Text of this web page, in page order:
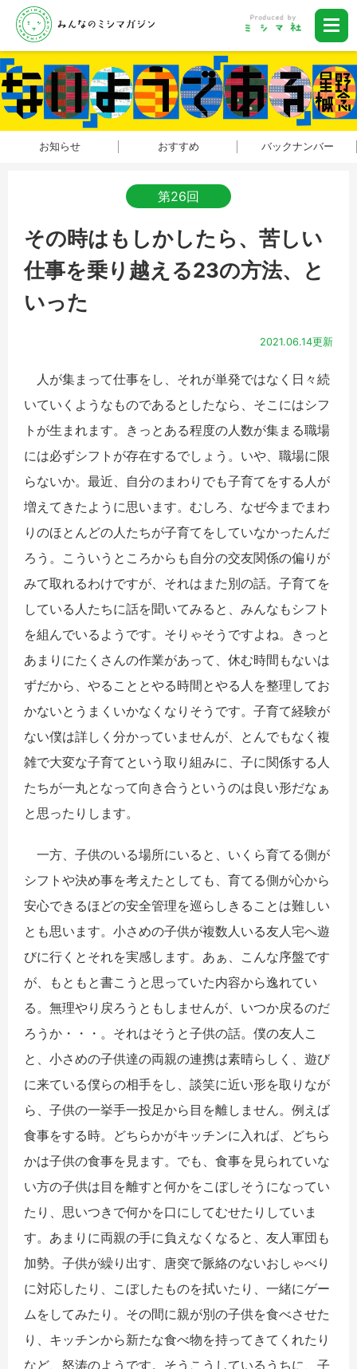
お知らせ おすすめ バックナンバー
第26回
その時はもしかしたら、苦しい
仕事を乗り越える23の方法、と
いった
2021.06.14更新
人が集まって仕事をし、それが単発ではなく日々続
いていくようなものであるとしたなら、そこにはシフ
トが生まれます。きっとある程度の人数が集まる職場
には必ずシフトが存在するでしょう。いや、職場に限
らないか。最近、自分のまわりでも子育てをする人が
増えてきたように思います。むしろ、なぜ今までまわ
りのほとんどの人たちが子育てをしていなかったんだ
ろう。こういうところからも自分の交友関係の偏りが
みて取れるわけですが、それはまた別の話。子育てを
している人たちに話を聞いてみると、みんなもシフト
を組んでいるようです。そりゃそうですよね。きっと
あまりにたくさんの作業があって、休む時間もないは
ずだから、やることとやる時間とやる人を整理してお
かないとうまくいかなくなりそうです。子育て経験が
ない僕は詳しく分かっていませんが、とんでもなく複
雑で大変な子育てという取り組みに、子に関係する人
たちが一丸となって向き合うというのは良い形だなぁ
と思ったりします。
一方、子供のいる場所にいると、いくら育てる側が
シフトや決め事を考えたとしても、育てる側が心から
安心できるほどの安全管理を巡らしきることは難しい
とも思います。小さめの子供が複数人いる友人宅へ遊
びに行くとそれを実感します。あぁ、こんな序盤です
が、もともと書こうと思っていた内容から逸れてい
る。無理やり戻ろうともしませんが、いつか戻るのだ
ろうか・・・。それはそうと子供の話。僕の友人こ
と、小さめの子供達の両親の連携は素晴らしく、遊び
に来ている僕らの相手をし、談笑に近い形を取りなが
ら、子供の一挙手一投足から目を離しません。例えば
食事をする時。どちらかがキッチンに入れば、どちら
かは子供の食事を見ます。でも、食事を見られていな
い方の子供は目を離すと何かをこぼしそうになってい
たり、思いつきで何かを口にしてむせたりしていま
す。あまりに両親の手に負えなくなると、友人軍団も
加勢。子供が繰り出す、唐突で脈絡のないおしゃべり
に対応したり、こぼしたものを拭いたり、一緒にゲー
ムをしてみたり。その間に親が別の子供を食べさせた
り、キッチンから新たな食べ物を持ってきてくれたり
など、怒涛のようです。そうこうしているうちに、子